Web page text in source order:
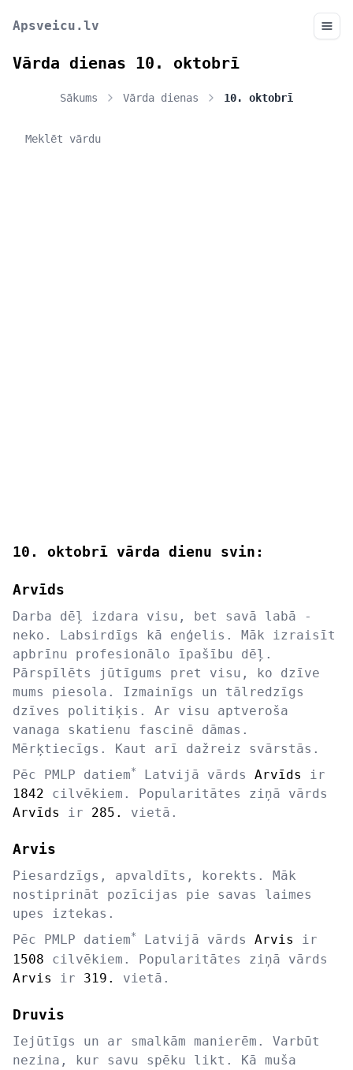
Apsveicu.lv
Vārda dienas 10. oktobrī
Sākums Vārda dienas 10. oktobrī
10. oktobrī vārda dienu svin:
Arvīds
Darba dēļ izdara visu, bet savā labā -
neko. Labsirdīgs kā enģelis. Māk izraisīt
apbrīnu profesionālo īpašību dēļ.
Pārspīlēts jūtīgums pret visu, ko dzīve
mums piesola. Izmainīgs un tālredzīgs
dzīves politiķis. Ar visu aptveroša
vanaga skatienu fascinē dāmas.
Mērķtiecīgs. Kaut arī dažreiz svārstās.
Pēc PMLP datiem* Latvijā vārds Arvīds
ir
1842 cilvēkiem. Popularitātes ziņā vārds
Arvīds
ir 285. vietā.
Arvis
Piesardzīgs, apvaldīts, korekts. Māk
nostiprināt pozīcijas pie savas laimes
upes iztekas.
Pēc PMLP datiem* Latvijā vārds Arvis
ir
1508 cilvēkiem. Popularitātes ziņā vārds
Arvis
ir 319. vietā.
Druvis
Iejūtīgs un ar smalkām manierēm. Varbūt
nezina, kur savu spēku likt. Kā muša